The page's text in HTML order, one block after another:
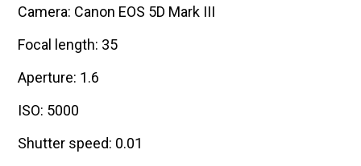
Camera: Canon EOS 5D Mark III
Focal length: 35
Aperture: 1.6
ISO: 5000
Shutter speed: 0.01